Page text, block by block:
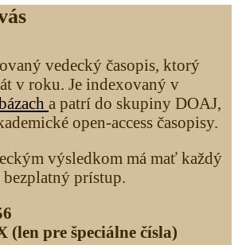
vedecký časopis, ktorý
v roku. Je indexovaný v
a patrí do skupiny DOAJ,
open-access časopisy.
výsledkom má mať každý
bezplatný prístup.
(len pre špeciálne čísla)